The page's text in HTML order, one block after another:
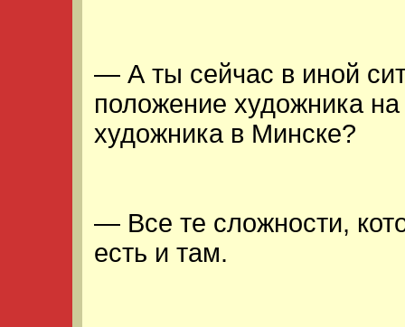
— А ты сейчас в иной
положение художника
художника в Минске?
— Все те сложности,
есть и там.